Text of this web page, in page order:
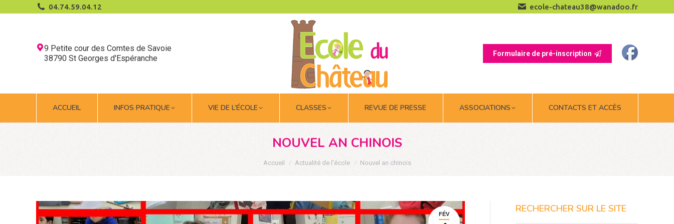
04.74.59.04.12 ecole-chateau38@wanadoo.fr
9 Petite cour des Comtes de Savoie
38790 St Georges d'Espéranche
Formulaire de pré-inscription
ACCUEIL INFOS PRATIQUE VIE DE L’ÉCOLE CLASSES REVUE DE PRESSE ASSOCIATIONS CONTACTS ET ACCÈS
NOUVEL AN CHINOIS
Vous êtes ici :
Accueil Actualité de l'école Nouvel an chinois
FÉV RECHERCHER SUR LE SITE
ACCUEIL INFOS PRATIQUE VIE DE L’ÉCOLE CLASSES REVUE DE PRESSE ASSOCIATIONS CONTACTS ET ACCÈS